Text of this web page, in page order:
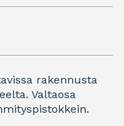
rakennusta
Valtaosa